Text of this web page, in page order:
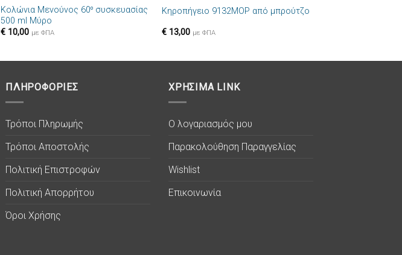
Πρόσθήκη
Κολώνια Μενούνος 60⁰ συσκευασίας
500 ml Μύρο
€ 10,00 με ΦΠΑ
Πρόσθήκη
Κηροπήγειο 9132MOP από μπρούτζο
€13,00 με ΦΠΑ
ΠΛΗΡΟΦΟΡΙΕΣ
Τρόποι Πληρωμής
Τρόποι Αποστολής
Πολιτική Επιστροφών
Πολιτική Απορρήτου
Όροι Χρήσης
ΧΡΗΣΙΜΑ LINK
Ο λογαριασμός μου
Παρακολούθηση Παραγγελίας
Wishlist
Επικοινωνία